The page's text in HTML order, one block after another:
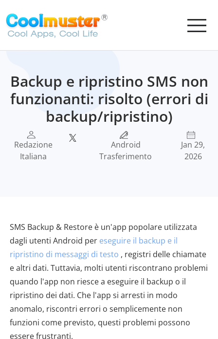
Backup e ripristino SMS non
funzionanti: risolto (errori di
backup/ripristino)
Redazione
Italiana
Android
Trasferimento
Jan 29,
2026
SMS Backup & Restore è un'app popolare utilizzata
dagli utenti Android per eseguire il backup e il
ripristino di messaggi di testo , registri delle chiamate
e altri dati. Tuttavia, molti utenti riscontrano problemi
quando l'app non riesce a eseguire il backup o il
ripristino dei dati. Che l'app si arresti in modo
anomalo, riscontri errori o semplicemente non
funzioni come previsto, questi problemi possono
essere frustranti.